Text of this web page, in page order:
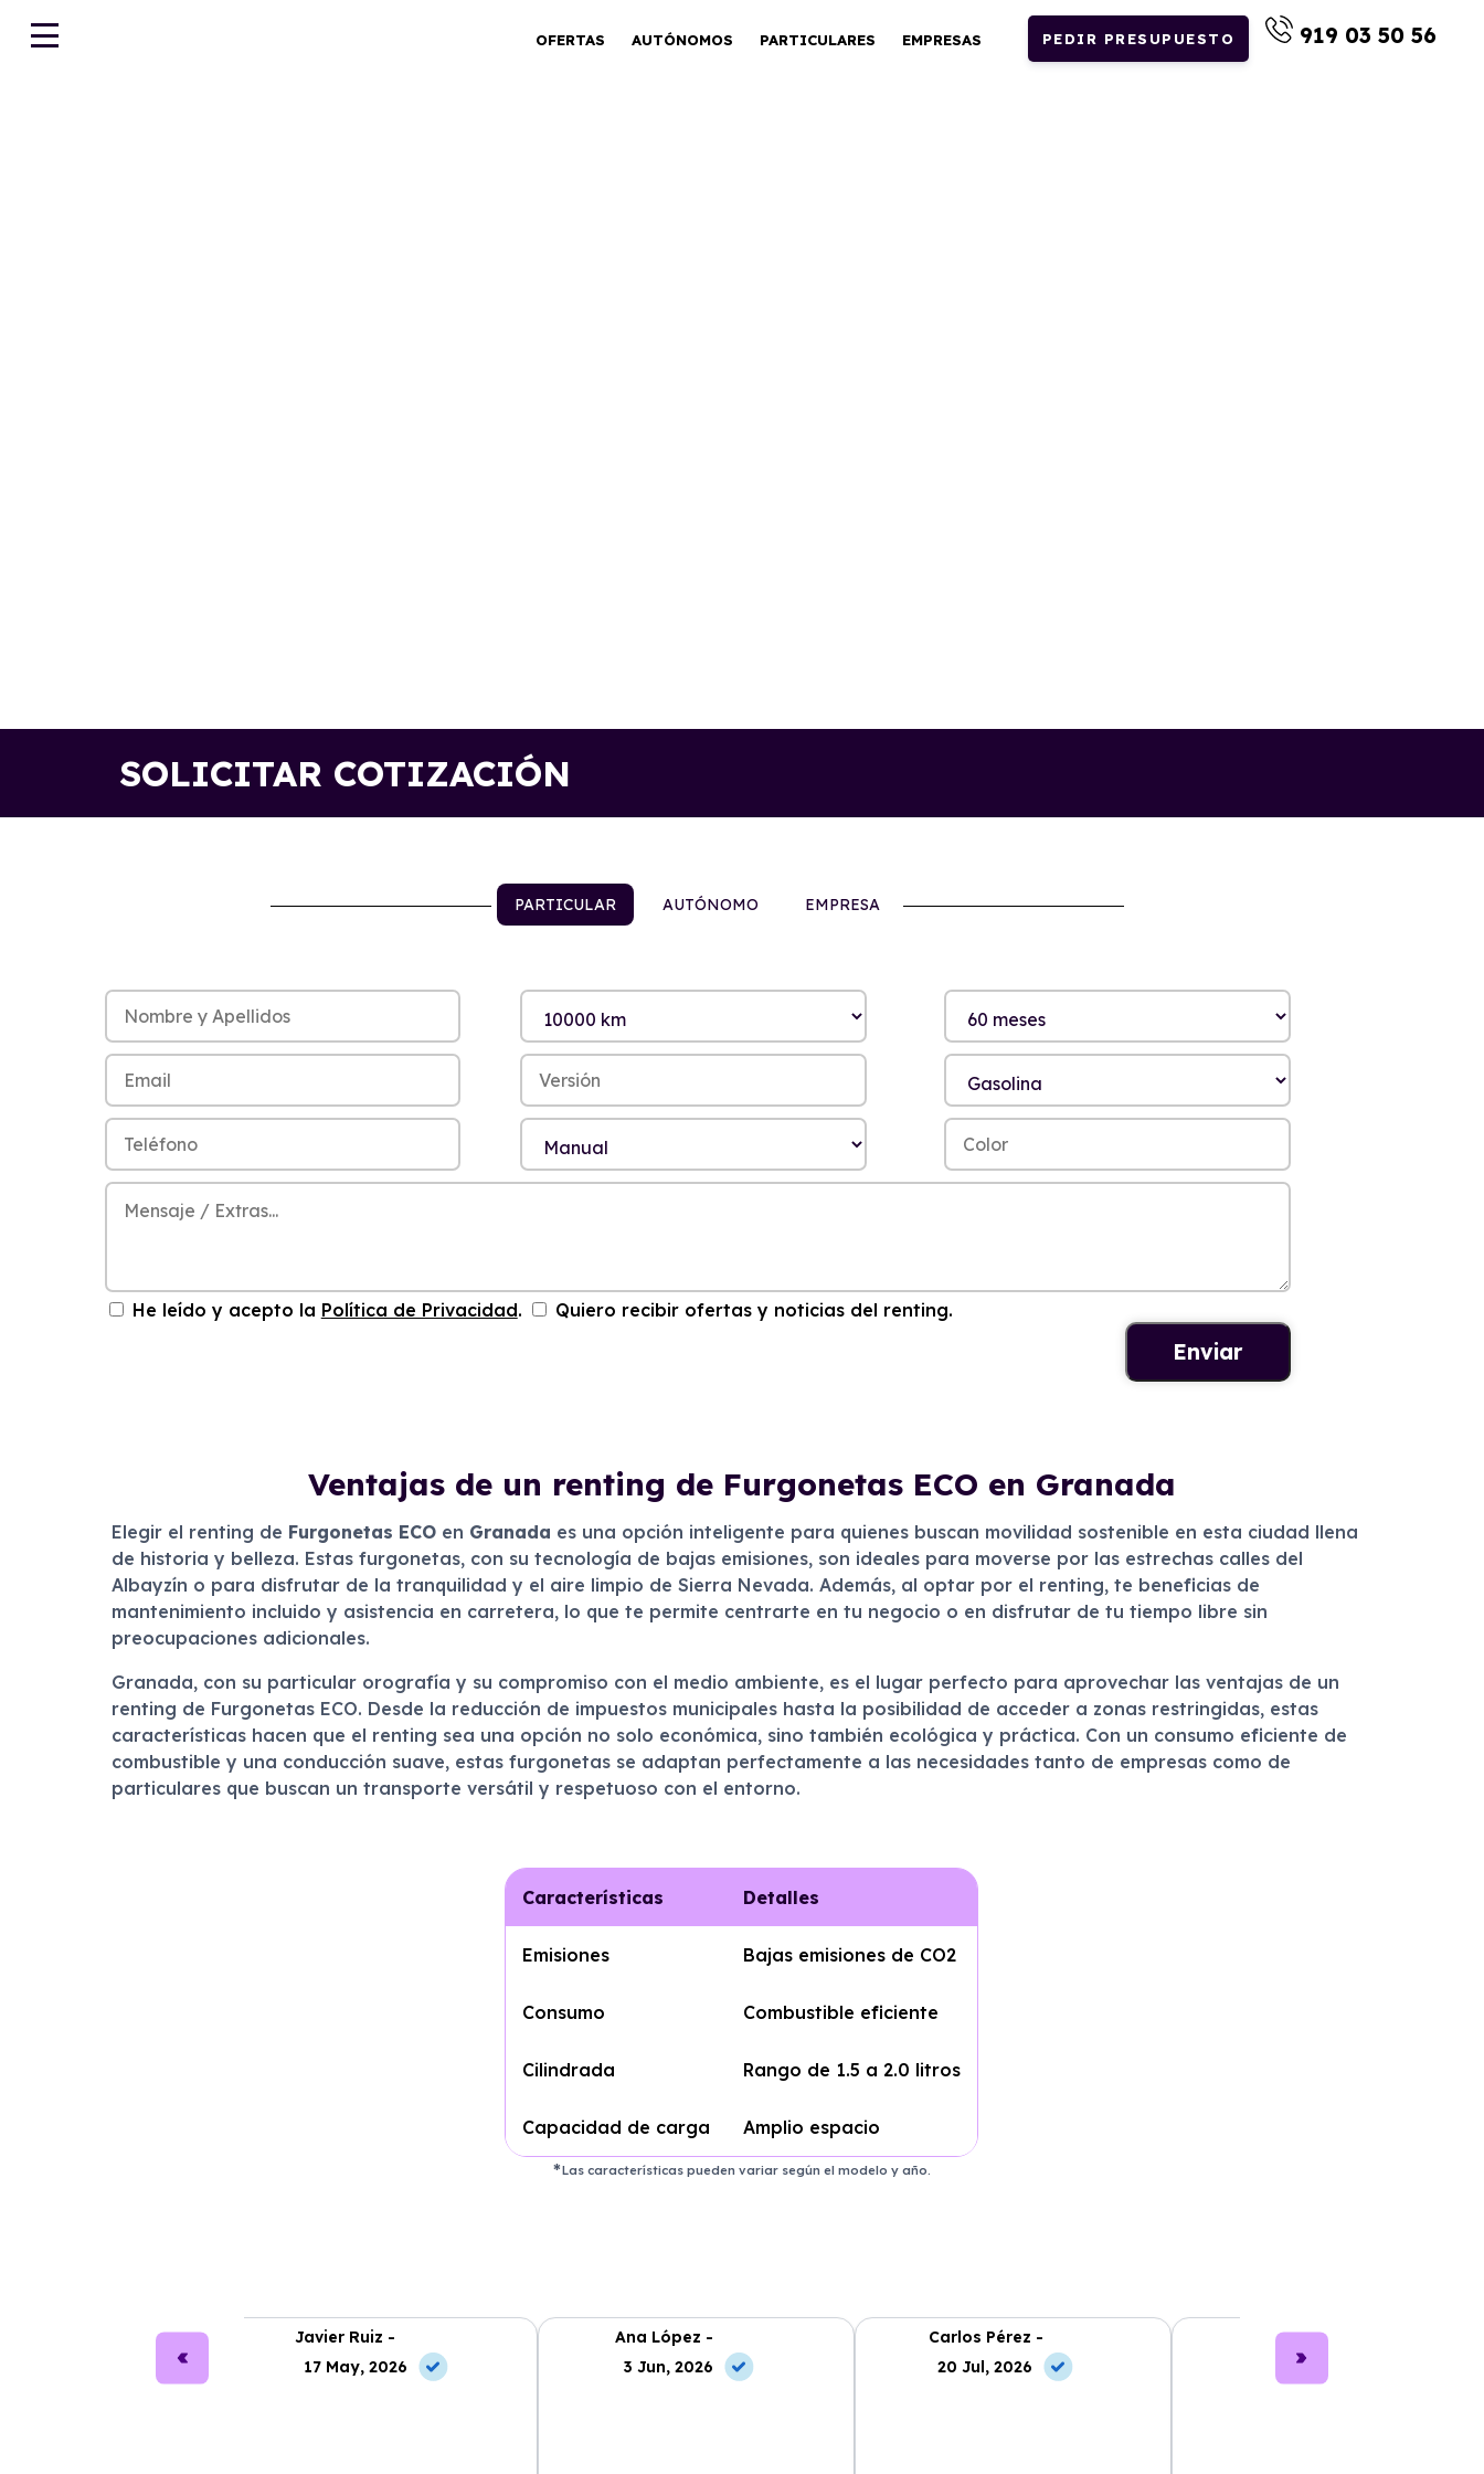
OFERTAS AUTÓNOMOS PARTICULARES EMPRESAS PEDIR PRESUPUESTO 919 03 50 56
SOLICITAR COTIZACIÓN
PARTICULAR AUTÓNOMO EMPRESA
He leído y acepto la Política de Privacidad. Quiero recibir ofertas y noticias del renting.
Ventajas de un renting de Furgonetas ECO en Granada
Elegir el renting de Furgonetas ECOen Granada es una opción inteligente para quienes buscan movilidad sostenible en esta ciudad llena
de historia y belleza. Estas furgonetas, con su tecnología de bajas emisiones, son ideales para moverse por las estrechas calles del
Albayzín o para disfrutar de la tranquilidad y el aire limpio de Sierra Nevada. Además, al optar por el renting, te beneficias de
mantenimiento incluido y asistencia en carretera, lo que te permite centrarte en tu negocio o en disfrutar de tu tiempo libre sin
preocupaciones adicionales.
Granada, con su particular orografía y su compromiso con el medio ambiente, es el lugar perfecto para aprovechar las ventajas de un
renting de Furgonetas ECO. Desde la reducción de impuestos municipales hasta la posibilidad de acceder a zonas restringidas, estas
características hacen que el renting sea una opción no solo económica, sino también ecológica y práctica. Con un consumo eficiente de
combustible y una conducción suave, estas furgonetas se adaptan perfectamente a las necesidades tanto de empresas como de
particulares que buscan un transporte versátil y respetuoso con el entorno.
Características Detalles
Emisiones Bajas emisiones de CO2
Consumo Combustible eficiente
Cilindrada Rango de 1.5 a 2.0 litros
Capacidad de carga Amplio espacio
Las características pueden variar según el modelo y año.
Javier Ruiz -
17 May, 2026
Ana López -
3 Jun, 2026
Carlos Pérez -
20 Jul, 2026
Lucía García -
10 Jun, 2026